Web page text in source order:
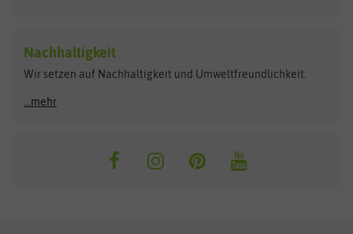
Heizmatte & Heizkabel
Kokos-Quelltabletten
Zimmergewächshaus
Carl Pabst
Florissa
Flortis
Franchi Sementi
Hortitops
JUB Holland
Nachhaltigkeit
Wir setzen auf Nachhaltigkeit und Umweltfreundlichkeit.
...mehr